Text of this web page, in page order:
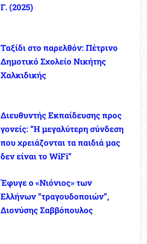
Γ. (2025)
Ταξίδι στο παρελθόν: Πέτρινο
Δημοτικό Σχολείο Νικήτης
Χαλκιδικής
Διευθυντής Εκπαίδευσης προς
γονείς: “Η μεγαλύτερη σύνδεση
που χρειάζονται τα παιδιά μας
δεν είναι το WiFi”
Έφυγε ο «Νιόνιος» των
Ελλήνων “τραγουδοποιών”,
Διονύσης Σαββόπουλος